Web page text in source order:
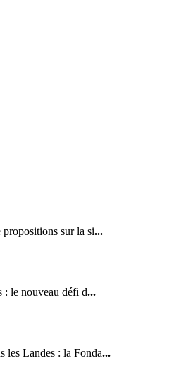
propositions sur la si...
: le nouveau défi d...
les Landes : la Fonda...